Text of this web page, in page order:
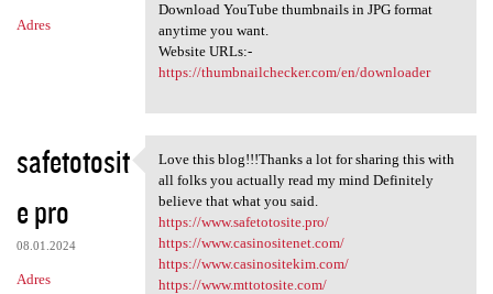
Adres
Download YouTube thumbnails in JPG format
anytime you want.
Website URLs:-
https://thumbnailchecker.com/en/downloader
safetotosit
e pro
08.01.2024
Adres
Love this blog!!!Thanks a lot
Love this blog!!!Thanks a lot for sharing this with
all folks you actually read my mind Definitely
believe that what you said.
https://www.safetotosite.pro/
https://www.casinositenet.com/
https://www.casinositekim.com/
https://www.mttotosite.com/